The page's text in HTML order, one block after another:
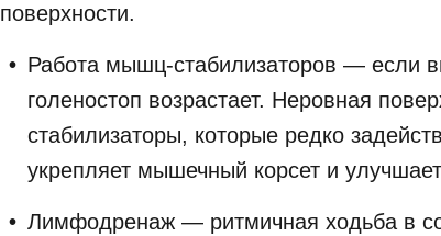
поверхности.
Работа мышц-стабилизаторов — если
голеностоп возрастает. Неровная
стабилизаторы, которые редко
укрепляет мышечный корсет и
Лимфодренаж — ритмичная ходьба в